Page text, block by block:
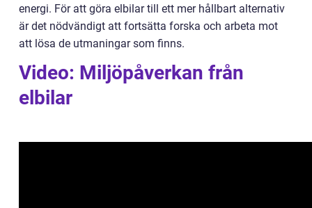
energi. För att göra elbilar till ett mer hållbart alternativ
är det nödvändigt att fortsätta forska och arbeta mot
att lösa de utmaningar som finns.
Video: Miljöpåverkan från
elbilar